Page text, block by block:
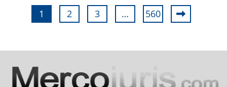
1 2 3 … 560